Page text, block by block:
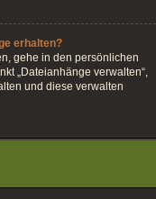
erhalten?
gehe in den persönlichen
„Dateianhänge verwalten“,
und diese verwalten